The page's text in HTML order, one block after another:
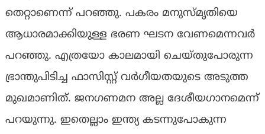
തെറ്റാണെന്ന് പറഞ്ഞു. പകരം മനുസ്മൃതിയെ
ആധാരമാക്കിയുള്ള ഭരണ ഘടന വേണമെന്നവര്‍
പറഞ്ഞു. എത്രയോ കാലമായി ചെയ്തുപോരുന്ന
ഭ്രാന്തുപിടിച്ച ഫാസിസ്റ്റ് വര്‍ഗീയതയുടെ അടുത്ത
മുഖമാണിത്. ജനഗണമന അല്ല ദേശീയഗാനമെന്ന്
പറയുന്നു. ഇതെല്ലാം ഇന്ത്യ കടന്നുപോകുന്ന